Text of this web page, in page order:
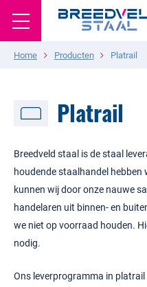
Home Producten Platrail
Platrail
Breedveld staal is de staal
houdende staalhandel
kunnen wij door onze nauwe
handelaren uit binnen- en
we niet op voorraad houden.
nodig.
Ons leverprogramma in